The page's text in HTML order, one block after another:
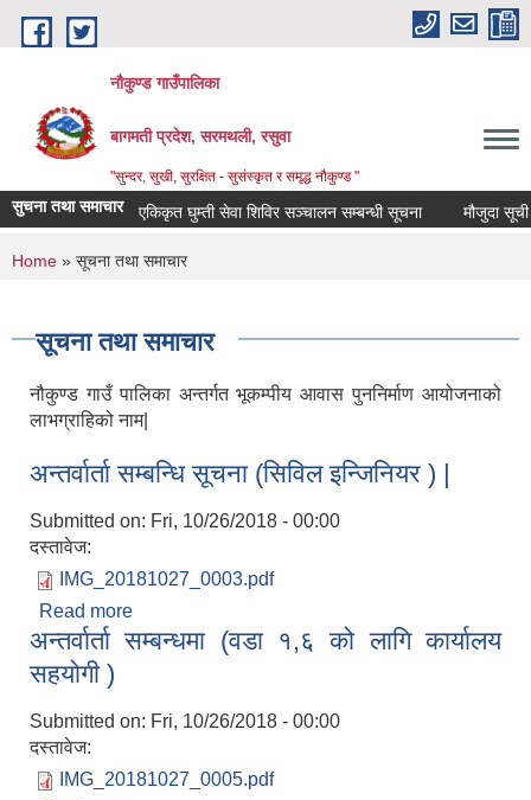
Skip to main content
नौकुण्ड गाउँपालिका
बागमती प्रदेश, सरमथली, रसुवा
"सुन्दर, सुखी, सुरक्षित - सुसंस्कृत र समृद्ध नौकुण्ड "
सुचना तथा समाचारएकिकृत घुम्ती सेवा शिविर सञ्‍चालन सम्बन्धी सूचना मौजुदा सूची
You are here
Home » सूचना तथा समाचार
सूचना तथा समाचार
नौकुण्ड गाउँ पालिका अन्तर्गत भूकम्पीय आवास पुननिर्माण आयोजनाको
लाभग्राहिको नाम|
अन्तर्वार्ता सम्बन्धि सूचना (सिविल इन्जिनियर ) |
Submitted on: Fri, 10/26/2018 - 00:00
दस्तावेज:
IMG_20181027_0003.pdf
Read more
अन्तर्वार्ता सम्बन्धमा (वडा १,६ को लागि कार्यालय
सहयोगी )
Submitted on: Fri, 10/26/2018 - 00:00
दस्तावेज:
IMG_20181027_0005.pdf